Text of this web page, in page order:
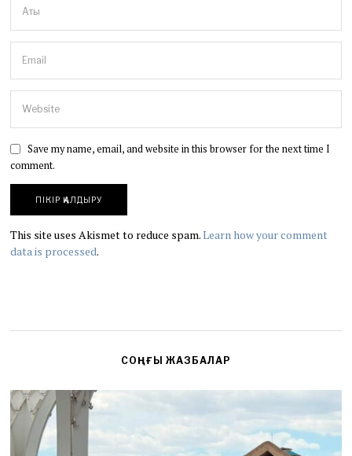
Save my name, email, and website in this browser for the next time I
comment.
This site uses Akismet to reduce spam.Learn how your comment
data is processed.
СОҢҒЫ ЖАЗБАЛАР